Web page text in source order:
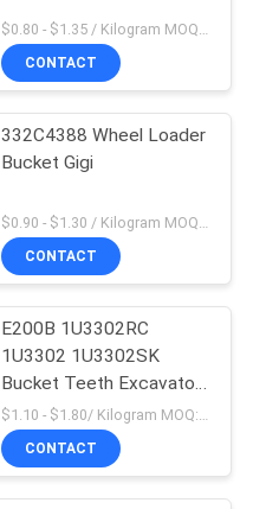
CONTACT
332C4388 Wheel Loader
Bucket Gigi
CONTACT
E200B 1U3302RC
1U3302 1U3302SK
Bucket Teeth Excavator
Produksi massal
$1.10 - $1.80/ Kilogram MOQ:100 Kilogram/Kilograms
CONTACT